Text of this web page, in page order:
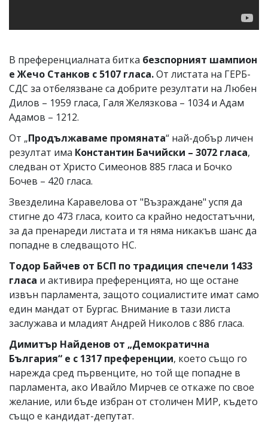
В преференциалната битка безспорният шампион
е Жечо Станков с 5107 гласа.От листата на ГЕРБ-
СДС за отбелязване са добрите резултати на Любен
Дилов – 1959 гласа, Галя Желязкова – 1034 и Адам
Адамов – 1212.
От „Продължаваме промяната“ най-добър личен
резултат има Константин Бачийски – 3072 гласа,
следван от Христо Симеонов 885 гласа и Бочко
Бочев – 420 гласа.
Звезделина Каравелова от "Възраждане" успя да
стигне до 473 гласа, които са крайно недостатъчни,
за да пренареди листата и тя няма никакъв шанс да
попадне в следващото НС.
Тодор Байчев от БСП по традиция спечели 1433
гласа и активира преференцията, но ще остане
извън парламента, защото социалистите имат само
един мандат от Бургас. Внимание в тази листа
заслужава и младият Андрей Николов с 886 гласа.
Димитър Найденов от „Демократична
България“ е с 1317 преференции, което също го
нарежда сред първенците, но той ще попадне в
парламента, ако Ивайло Мирчев се откаже по свое
желание, или бъде избран от столичен МИР, където
също е кандидат-депутат.